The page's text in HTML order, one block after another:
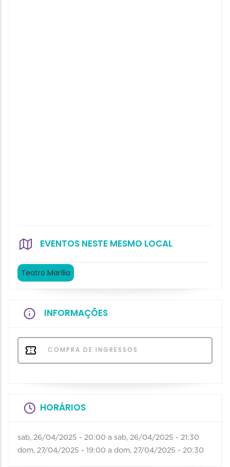
EVENTOS NESTE MESMO LOCAL
Teatro Marília
INFORMAÇÕES
COMPRA DE INGRESSOS
HORÁRIOS
sab, 26/04/2025 - 20:00 a sab, 26/04/2025 - 21:30
dom, 27/04/2025 - 19:00 a dom, 27/04/2025 - 20:30